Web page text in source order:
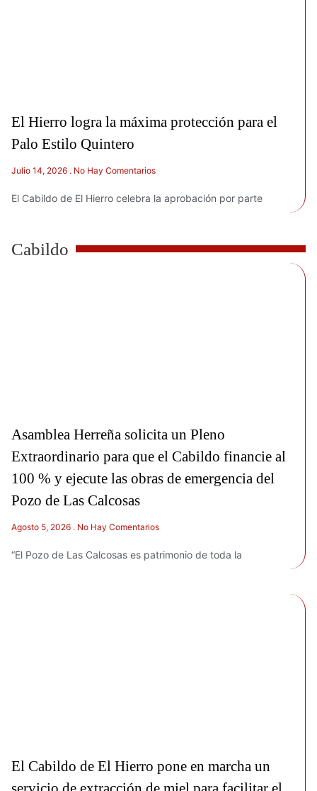
El Hierro logra la máxima protección para el
Palo Estilo Quintero
Julio 14, 2026 No Hay Comentarios
El Cabildo de El Hierro celebra la aprobación por parte
Cabildo
Asamblea Herreña solicita un Pleno
Extraordinario para que el Cabildo financie al
100 % y ejecute las obras de emergencia del
Pozo de Las Calcosas
Agosto 5, 2026 No Hay Comentarios
“El Pozo de Las Calcosas es patrimonio de toda la
El Cabildo de El Hierro pone en marcha un